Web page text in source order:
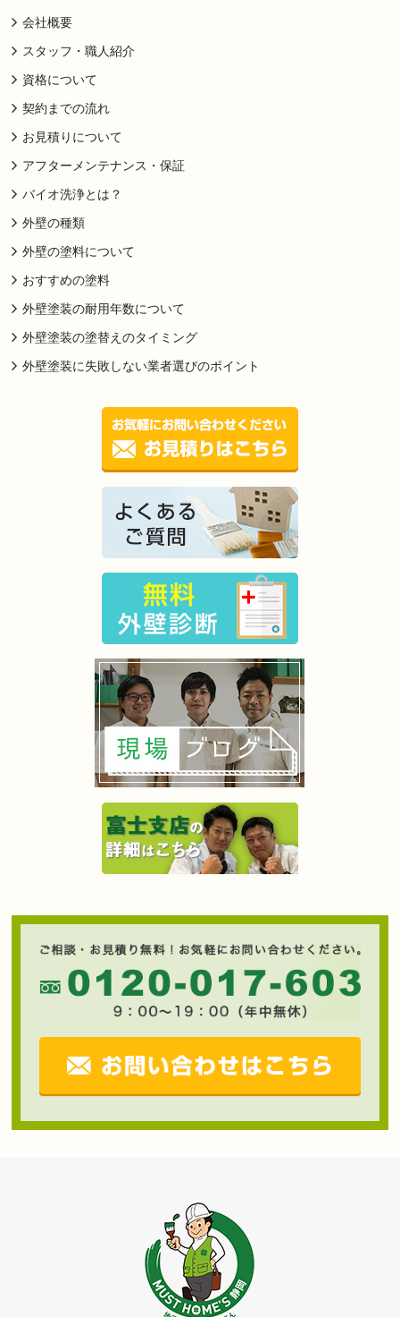
会社概要
スタッフ・職人紹介
資格について
契約までの流れ
お見積りについて
アフターメンテナンス・保証
バイオ洗浄とは？
外壁の種類
外壁の塗料について
おすすめの塗料
外壁塗装の耐用年数について
外壁塗装の塗替えのタイミング
外壁塗装に失敗しない業者選びのポイント